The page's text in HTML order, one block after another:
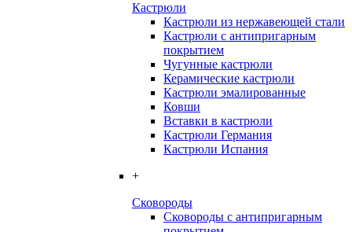
Кастрюли
Кастрюли из нержавеющей стали
Кастрюли с антипригарным
покрытием
Чугунные кастрюли
Керамические кастрюли
Кастрюли эмалированные
Ковши
Вставки в кастрюли
Кастрюли Германия
Кастрюли Испания
+
Сковороды
Сковороды с антипригарным